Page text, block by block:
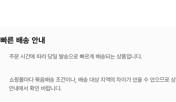
빠른 배송 안내
주문 시간에 따라 당일 발송으로 빠르게 배송되는 상품입니다.
쇼핑몰마다 묶음배송 조건이나, 배송 대상 지역의 차이가 있을 수 있으므로
안내에서 확인 바랍니다.